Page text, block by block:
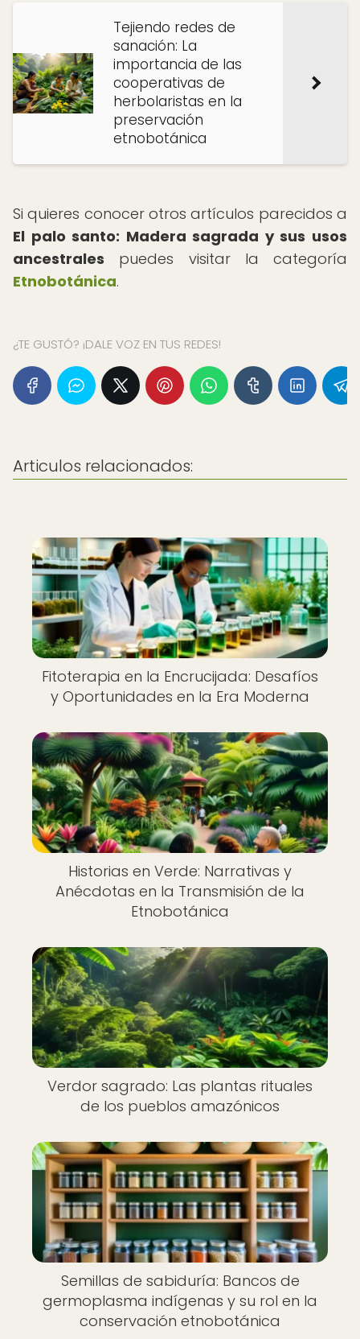
Tejiendo redes de
sanación: La
importancia de las
cooperativas de
herbolaristas en la
preservación
etnobotánica
Si quieres conocer otros artículos parecidos a
El palo santo: Madera sagrada y sus usos
ancestrales puedes visitar la categoría
Etnobotánica.
¿TE GUSTÓ? ¡DALE VOZ EN TUS REDES!
Articulos relacionados:
Fitoterapia en la Encrucijada: Desafíos
y Oportunidades en la Era Moderna
Historias en Verde: Narrativas y
Anécdotas en la Transmisión de la
Etnobotánica
Verdor sagrado: Las plantas rituales
de los pueblos amazónicos
Semillas de sabiduría: Bancos de
germoplasma indígenas y su rol en la
conservación etnobotánica